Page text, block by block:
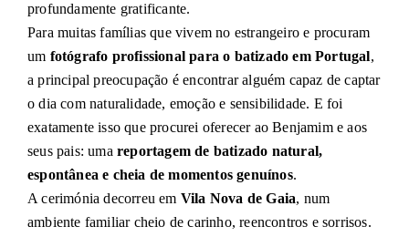
profundamente gratificante.
Para muitas famílias que vivem no estrangeiro e procuram
um fotógrafo profissional para o batizado em Portugal,
a principal preocupação é encontrar alguém capaz de captar
o dia com naturalidade, emoção e sensibilidade. E foi
exatamente isso que procurei oferecer ao Benjamim e aos
seus pais: uma reportagem de batizado natural,
espontânea e cheia de momentos genuínos.
A cerimónia decorreu em Vila Nova de Gaia, num
ambiente familiar cheio de carinho, reencontros e sorrisos.